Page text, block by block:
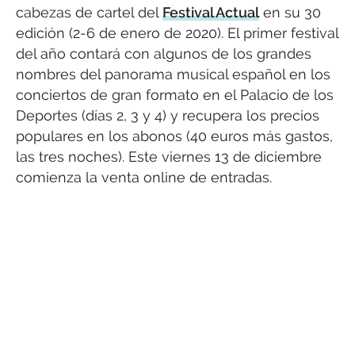
cabezas de cartel del Festival Actualen su 30
edición (2-6 de enero de 2020). El primer festival
del año contará con algunos de los grandes
nombres del panorama musical español en los
conciertos de gran formato en el Palacio de los
Deportes (días 2, 3 y 4) y recupera los precios
populares en los abonos (40 euros más gastos,
las tres noches). Este viernes 13 de diciembre
comienza la venta online de entradas.